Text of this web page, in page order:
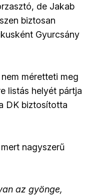
de Jakab
biztosan
Gyurcsány
méretteti meg
listás helyét pártja
DK biztosította
nagyszerű
az gyönge,